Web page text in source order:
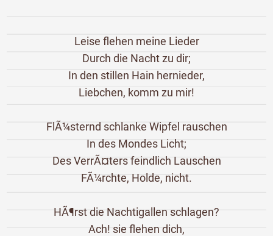
Leise flehen meine Lieder
Durch die Nacht zu dir;
In den stillen Hain hernieder,
Liebchen, komm zu mir!
FlÃ¼sternd schlanke Wipfel rauschen
In des Mondes Licht;
Des VerrÃ¤ters feindlich Lauschen
FÃ¼rchte, Holde, nicht.
HÃ¶rst die Nachtigallen schlagen?
Ach! sie flehen dich,